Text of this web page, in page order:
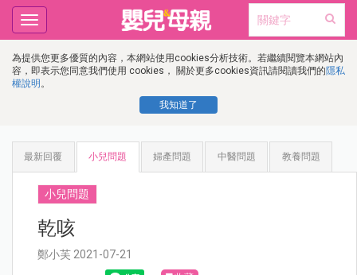
為提供您更多優質的內容，本網站使用cookies分析技術。若繼續閱覽本網站內
容，即表示您同意我們使用 cookies， 關於更多cookies資訊請閱讀我們的隱私
權說明 。
我知道了
Toggle
navigation
最新回覆 小兒問題 婦產問題 中醫問題 教養問題
小兒問題
乾咳
鄭小芙 2021-07-21